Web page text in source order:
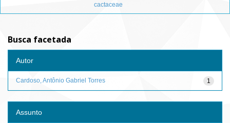
cactaceae
Busca facetada
Autor
1
Cardoso, Antônio Gabriel Torres
Assunto